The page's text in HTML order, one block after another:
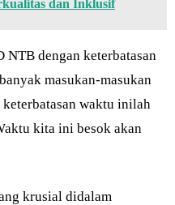
dan Inklusif
NTB dengan keterbatasan
masukan-masukan
waktu inilah
kita ini besok akan
krusial didalam